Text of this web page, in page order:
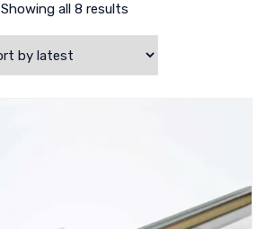
Showing all 8 results